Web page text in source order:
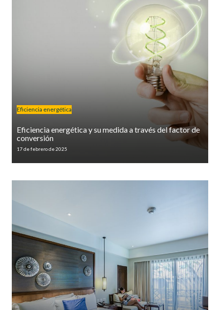
Eficiencia energética
Eficiencia energética y su medida a través del factor de
conversión
17 de febrero de 2025